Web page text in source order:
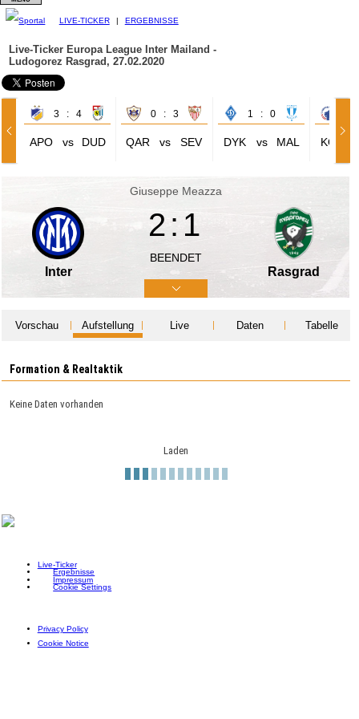
LIVE-TICKER | ERGEBNISSE
Live-Ticker Europa League Inter Mailand -
Ludogorez Rasgrad, 27.02.2020
3 : 4
APO vs DUD
0 : 3
QAR vs SEV
1 : 0
DYK vs MAL KOP
Giuseppe Meazza
Inter
2:1
BEENDET
Rasgrad
Vorschau Aufstellung Live Daten Tabelle
Formation & Realtaktik
Keine Daten vorhanden
Laden
Live-Ticker
Ergebnisse
Impressum
Cookie Settings
Privacy Policy
Cookie Notice